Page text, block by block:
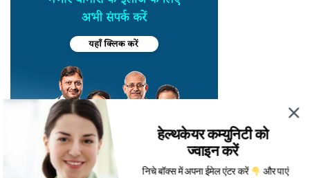
हेल्थकेयर कम्युनिटी को
ज्वाइन करें
निचे बॉक्स में अपना ईमेल एंटर करें और पाएं